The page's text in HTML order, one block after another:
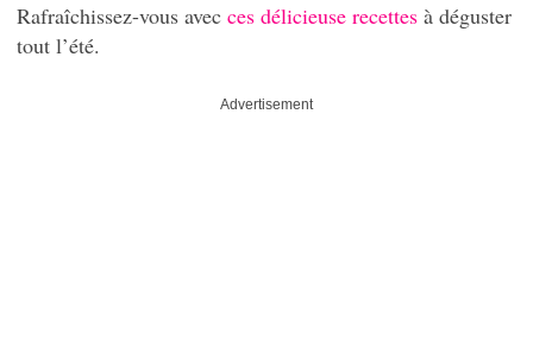
Rafraîchissez-vous avec ces délicieuse recettes à déguster
tout l’été.
Advertisement